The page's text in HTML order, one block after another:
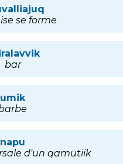
se forme
bar
umik
napu
d'un qamutiik